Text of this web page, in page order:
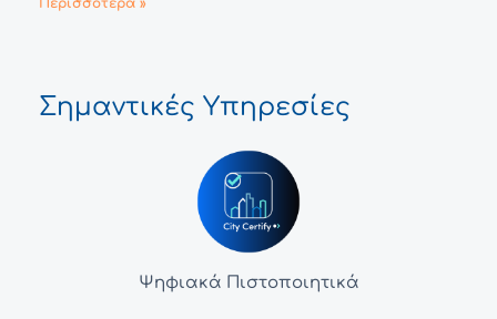
Σημαντικές Υπηρεσίες
Ψηφιακά Πιστοποιητικά